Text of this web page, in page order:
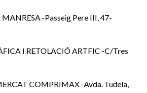
MANRESA -Passeig Pere III, 47-
I RETOLACIÓ ARTFIC -C/Tres
6-
COMPRIMAX -Avda. Tudela,